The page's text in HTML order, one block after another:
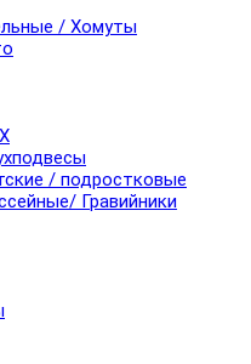
/ Хомуты
/ подростковые
Гравийники